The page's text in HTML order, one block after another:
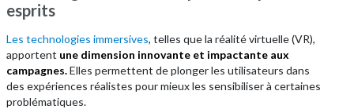
esprits
Les technologies immersives, telles que la réalité virtuelle (VR),
apportent une dimension innovante et impactante aux
campagnes.Elles permettent de plonger les utilisateurs dans
des expériences réalistes pour mieux les sensibiliser à certaines
problématiques.